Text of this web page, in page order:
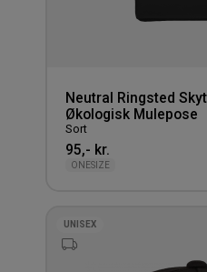
Neutral Ringsted
Økologisk Mulepose
Sort
95,- kr.
ONESIZE
UNISEX